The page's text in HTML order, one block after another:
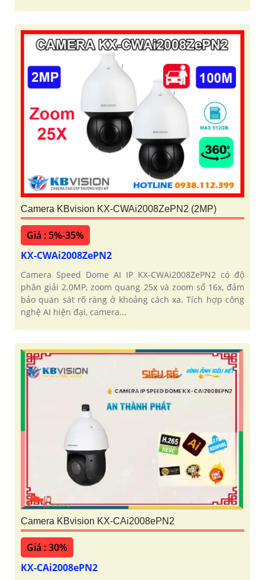
Camera KBvision KX-CWAi2008ZePN2 (2MP)
Giá : 5%-35%
KX-CWAi2008ZePN2
Camera Speed Dome AI IP KX-CWAi2008ZePN2 có độ
phân giải 2.0MP, zoom quang 25x và zoom số 16x, đảm
bảo quan sát rõ ràng ở khoảng cách xa. Tích hợp công
nghệ AI hiện đại, camera...
Camera KBvision KX-CAi2008ePN2
Giá : 30%
KX-CAi2008ePN2